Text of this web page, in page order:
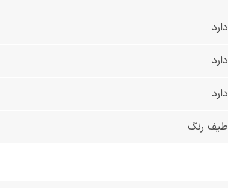
دارد
دارد
دارد
طیف رنگ